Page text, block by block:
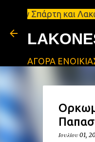
και Λακωνία
ΑΓΟΡΑ
Ιουλίου 01,